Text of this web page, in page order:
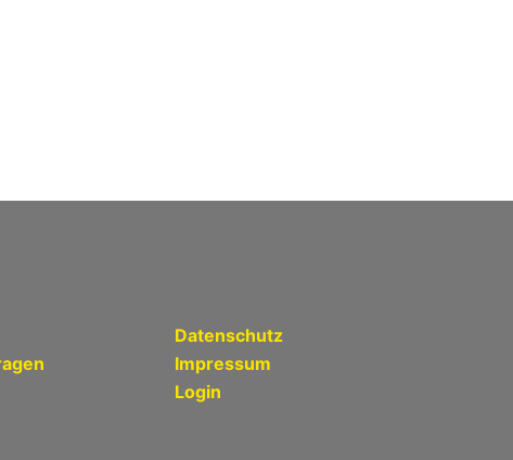
Datenschutz
Impressum
Login